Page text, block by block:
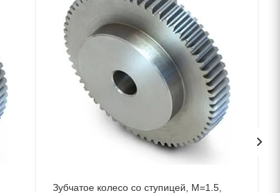
Зубчатое колесо со ступицей, M=1.5,